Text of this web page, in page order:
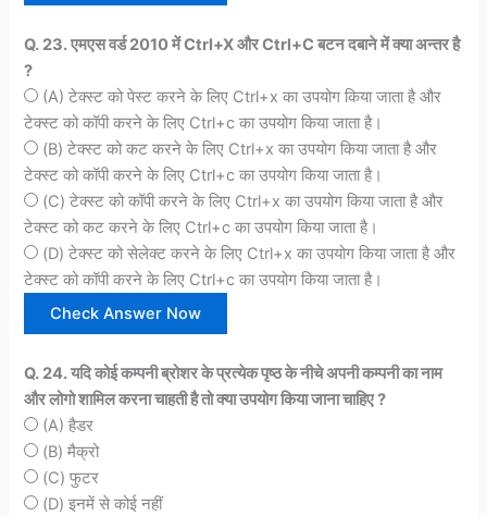
Q. 23. एमएस वर्ड 2010 में Ctrl+X और Ctrl+C बटन दबाने में क्या अन्तर है
?
(A) टेक्स्ट को पेस्ट करने के लिए Ctrl+x का उपयोग किया जाता है और
टेक्स्ट को कॉपी करने के लिए Ctrl+c का उपयोग किया जाता है।
(B) टेक्स्ट को कट करने के लिए Ctrl+x का उपयोग किया जाता है और
टेक्स्ट को कॉपी करने के लिए Ctrl+c का उपयोग किया जाता है।
(C) टेक्स्ट को कॉपी करने के लिए Ctrl+x का उपयोग किया जाता है और
टेक्स्ट को कट करने के लिए Ctrl+c का उपयोग किया जाता है।
(D) टेक्स्ट को सेलेक्ट करने के लिए Ctrl+x का उपयोग किया जाता है और
टेक्स्ट को कॉपी करने के लिए Ctrl+c का उपयोग किया जाता है।
Q. 24. यदि कोई कम्पनी ब्रोशर के प्रत्येक पृष्ठ के नीचे अपनी कम्पनी का नाम
और लोगो शामिल करना चाहती है तो क्या उपयोग किया जाना चाहिए ?
(A) हैडर
(B) मैक्रो
(C) फुटर
(D) इनमें से कोई नहीं